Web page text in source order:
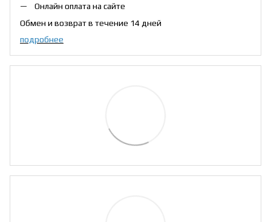
Онлайн оплата на сайте
Обмен и возврат в течение 14 дней
подробнее